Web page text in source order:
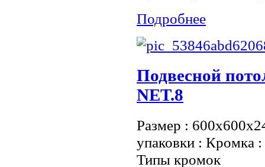
Подробнее
Подвесной
NET.8
Размер :
упаковки : Кромка
Типы кромок